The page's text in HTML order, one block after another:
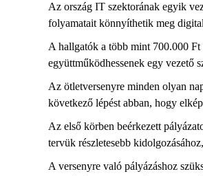
Az ország IT szektorának egyik
folyamatait könnyíthetik meg
A hallgatók a több mint 700.000 Ft
együttműködhessenek egy vezető
Az ötletversenyre minden olyan
következő lépést abban, hogy
Az első körben beérkezett
tervük részletesebb
A versenyre való pályázáshoz